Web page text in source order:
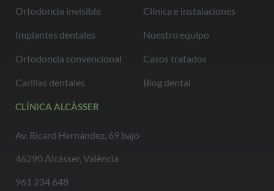
Ortodoncia invisible
Implantes dentales
Ortodoncia convencional
Carillas dentales
Clínica e instalaciones
Nuestro equipo
Casos tratados
Blog dental
CLÍNICA ALCÀSSER
Av. Ricard Hernández, 69 bajo
46290 Alcàsser, València
961 234 648